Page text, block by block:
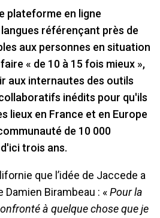
plateforme en ligne
référençant près de
aux personnes en situation
« de 10 à 15 fois mieux »,
aux internautes des outils
inédits pour qu'ils
lieux en France et en Europe
de 10 000
trois ans.
que l’idée de Jaccede a
Birambeau : «Pour la
à quelque chose que je